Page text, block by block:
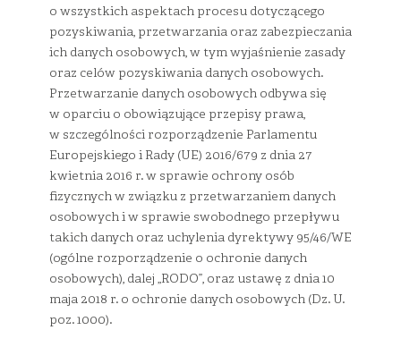
o wszystkich aspektach procesu dotyczącego
pozyskiwania, przetwarzania oraz zabezpieczania
ich danych osobowych, w tym wyjaśnienie zasady
oraz celów pozyskiwania danych osobowych.
Przetwarzanie danych osobowych odbywa się
w oparciu o obowiązujące przepisy prawa,
w szczególności rozporządzenie Parlamentu
Europejskiego i Rady (UE) 2016/679 z dnia 27
kwietnia 2016 r. w sprawie ochrony osób
fizycznych w związku z przetwarzaniem danych
osobowych i w sprawie swobodnego przepływu
takich danych oraz uchylenia dyrektywy 95/46/WE
(ogólne rozporządzenie o ochronie danych
osobowych), dalej „RODO”, oraz ustawę z dnia 10
maja 2018 r. o ochronie danych osobowych (Dz. U.
poz. 1000).